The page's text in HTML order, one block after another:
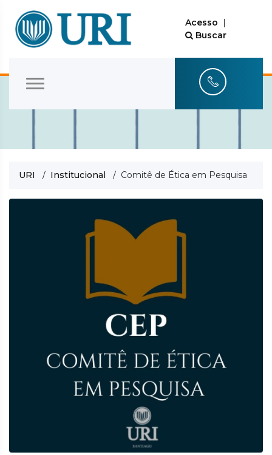
Acesso |
Buscar
URI / Institucional / Comitê de Ética em Pesquisa